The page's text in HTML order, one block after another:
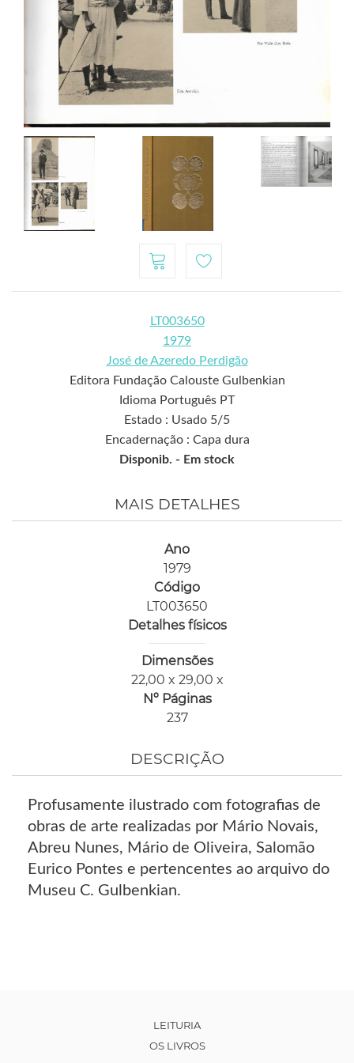
LT003650
1979
José de Azeredo Perdigão
Editora Fundação Calouste Gulbenkian
Idioma Português PT
Estado : Usado 5/5
Encadernação : Capa dura
Disponib. - Em stock
MAIS DETALHES
Ano
1979
Código
LT003650
Detalhes físicos
Dimensões
22,00 x 29,00 x
Nº Páginas
237
DESCRIÇÃO
Profusamente ilustrado com fotografias de
obras de arte realizadas por Mário Novais,
Abreu Nunes, Mário de Oliveira, Salomão
Eurico Pontes e pertencentes ao arquivo do
Museu C. Gulbenkian.
LEITURIA
OS LIVROS